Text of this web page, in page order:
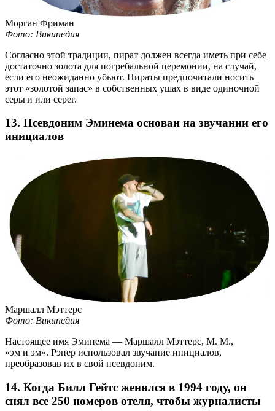
Морган Фриман
Фото: Википедия
Согласно этой традиции, пират должен всегда иметь при себе
достаточно золота для погребальной церемонии, на случай,
если его неожиданно убьют. Пираты предпочитали носить
этот «золотой запас» в собственных ушах в виде одиночной
серьги или серег.
13. Псевдоним Эминема основан на звучании его
инициалов
Маршалл Мэттерс
Фото: Википедия
Настоящее имя Эминема — Маршалл Мэттерс, М. М.,
«эм и эм». Рэпер использовал звучание инициалов,
преобразовав их в свой псевдоним.
14. Когда Билл Гейтс женился в 1994 году, он
снял все 250 номеров отеля, чтобы журналисты